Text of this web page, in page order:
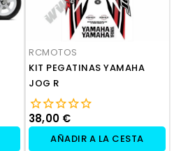
RCMOTOS
KIT PEGATINAS YAMAHA
JOG R
38,00 €
AÑADIR A LA CESTA